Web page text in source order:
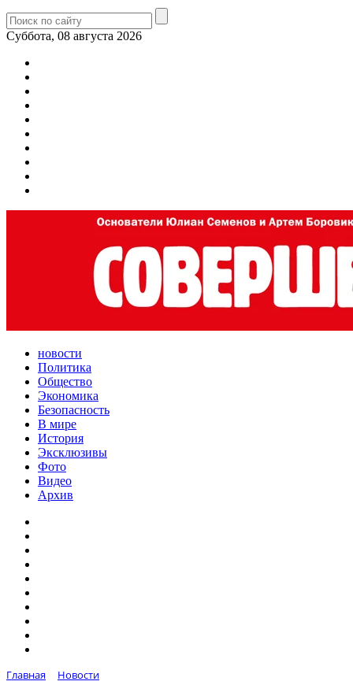
Суббота, 08 августа 2026
новости
Политика
Общество
Экономика
Безопасность
В мире
История
Эксклюзивы
Фото
Видео
Архив
Главная
Новости